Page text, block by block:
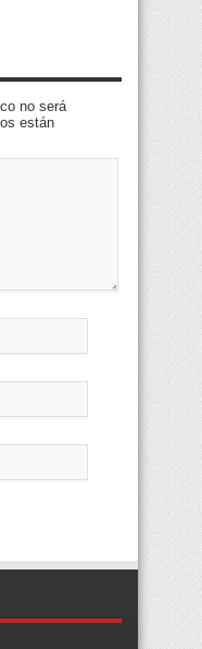
no será
están